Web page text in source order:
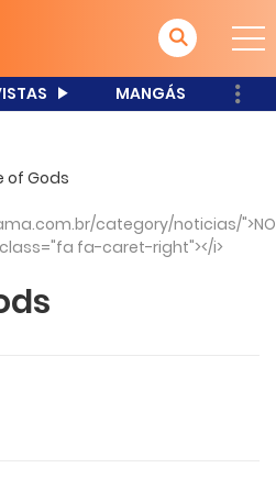
MANGÁS
of Gods
category/noticias/
fa-caret-right"></i>